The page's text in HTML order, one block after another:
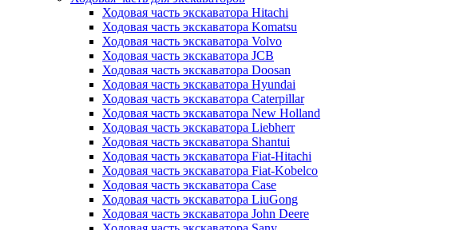
Ходовая часть экскаватора Hitachi
Ходовая часть экскаватора Komatsu
Ходовая часть экскаватора Volvo
Ходовая часть экскаватора JCB
Ходовая часть экскаватора Doosan
Ходовая часть экскаватора Hyundai
Ходовая часть экскаватора Caterpillar
Ходовая часть экскаватора New Holland
Ходовая часть экскаватора Liebherr
Ходовая часть экскаватора Shantui
Ходовая часть экскаватора Fiat-Hitachi
Ходовая часть экскаватора Fiat-Kobelco
Ходовая часть экскаватора Case
Ходовая часть экскаватора LiuGong
Ходовая часть экскаватора John Deere